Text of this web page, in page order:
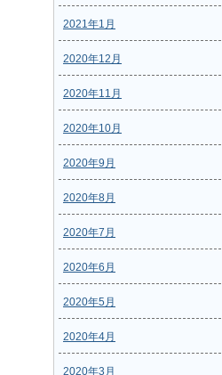
2021年1月
2020年12月
2020年11月
2020年10月
2020年9月
2020年8月
2020年7月
2020年6月
2020年5月
2020年4月
2020年3月